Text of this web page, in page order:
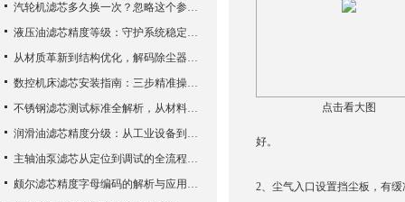
点击看大图
好。
2、尘气入口设置挡尘板，有
汽轮机滤芯多久换一次？忽略这个参数，机组非停损失可能上百万！
液压油滤芯精度等级：守护系统稳定与寿命的“微米标尺”
从材质革新到结构优化，解码除尘器滤芯性能跃升的核心逻辑
数控机床滤芯安装指南：三步精准操作，杜绝设备“亚健康”
不锈钢滤芯测试标准全解析，从材料性能到应用场景的严苛验证
润滑油滤芯精度分级：从工业设备到精密系统的过滤密码
主轴油泵滤芯从定位到调试的全流程解析
颇尔滤芯精度字母编码的解析与应用指南